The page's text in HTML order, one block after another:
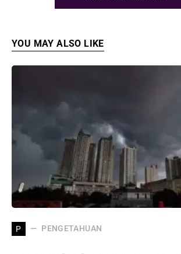
YOU MAY ALSO LIKE
P PENGETAHUAN